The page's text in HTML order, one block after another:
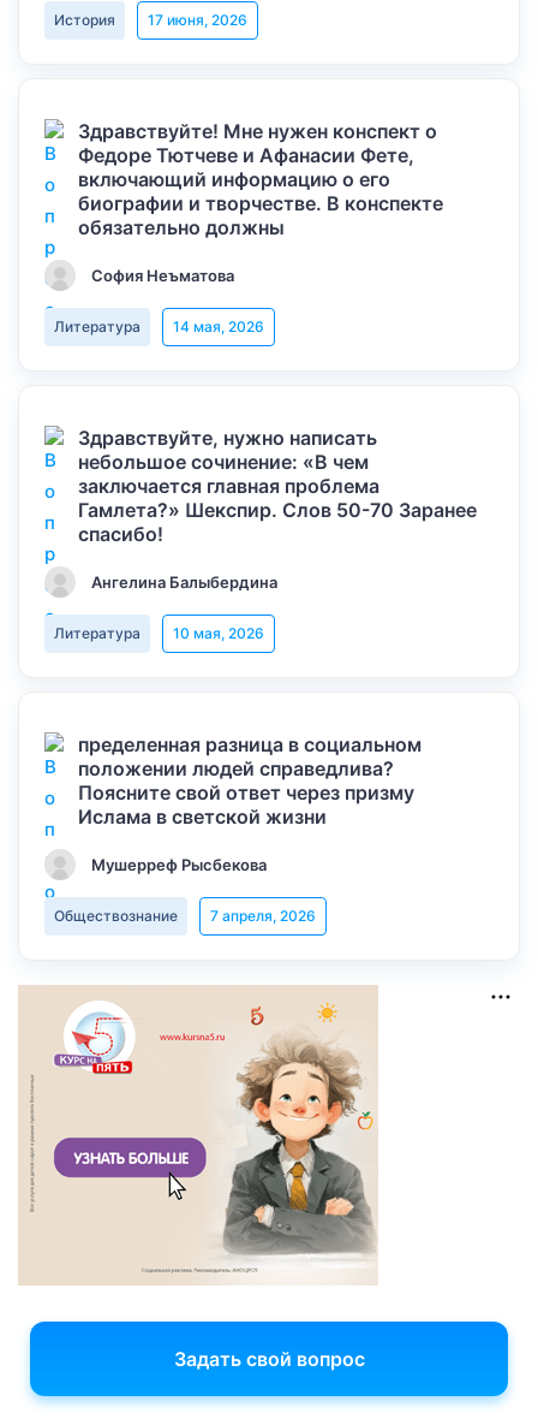
История 17 июня, 2026
Здравствуйте! Мне нужен конспект о
Федоре Тютчеве и Афанасии Фете,
включающий информацию о его
биографии и творчестве. В конспекте
обязательно должны
София Неъматова
Литература 14 мая, 2026
Здравствуйте, нужно написать
небольшое сочинение: «В чем
заключается главная проблема
Гамлета?» Шекспир. Слов 50-70 Заранее
спасибо!
Ангелина Балыбердина
Литература 10 мая, 2026
пределенная разница в социальном
положении людей справедлива?
Поясните свой ответ через призму
Ислама в светской жизни
Мушерреф Рысбекова
Обществознание 7 апреля, 2026
Задать свой вопрос